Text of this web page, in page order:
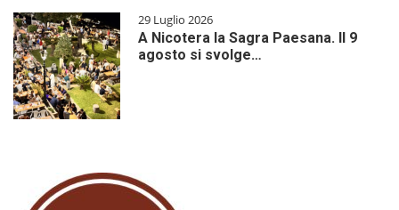
29 Luglio 2026
A Nicotera la Sagra Paesana. Il 9
agosto si svolge…